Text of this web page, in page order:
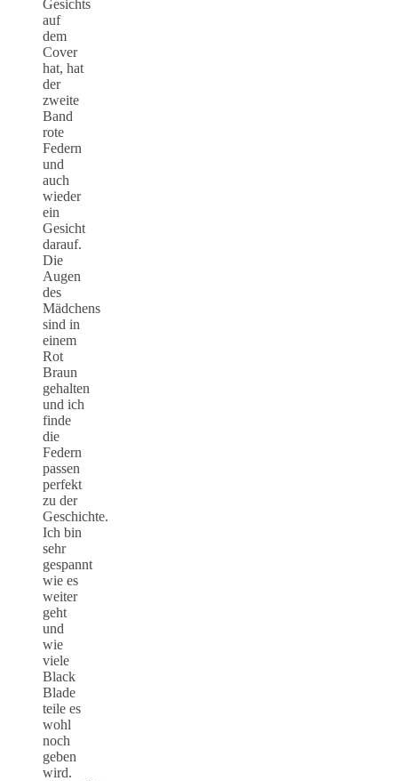
Gesichts
auf
dem
Cover
hat, hat
der
zweite
Band
rote
Federn
und
auch
wieder
ein
Gesicht
darauf.
Die
Augen
des
Mädchens
sind in
einem
Rot
Braun
gehalten
und ich
finde
die
Federn
passen
perfekt
zu der
Geschichte.
Ich bin
sehr
gespannt
wie es
weiter
geht
und
wie
viele
Black
Blade
teile es
wohl
noch
geben
wird.